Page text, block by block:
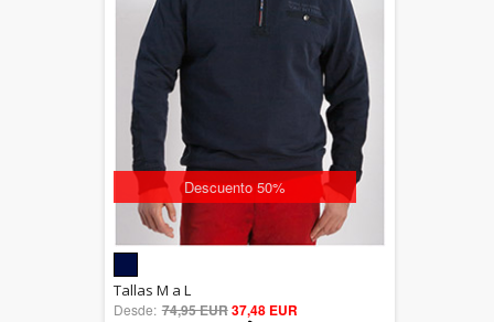
Descuento 50%
out of 5
Tallas M a L
Desde: 74,95 EUR37,48 EUR